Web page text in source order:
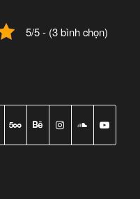
5/5 - (3 bình chọn)